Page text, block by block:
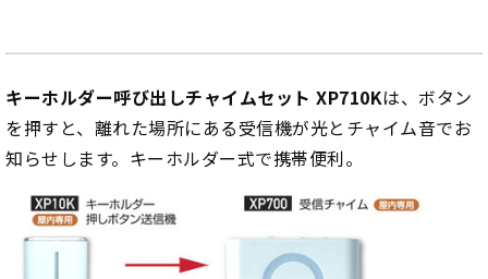
キーホルダー呼び出しチャイムセット XP710Kは、ボタン
を押すと、離れた場所にある受信機が光とチャイム音でお
知らせします。キーホルダー式で携帯便利。